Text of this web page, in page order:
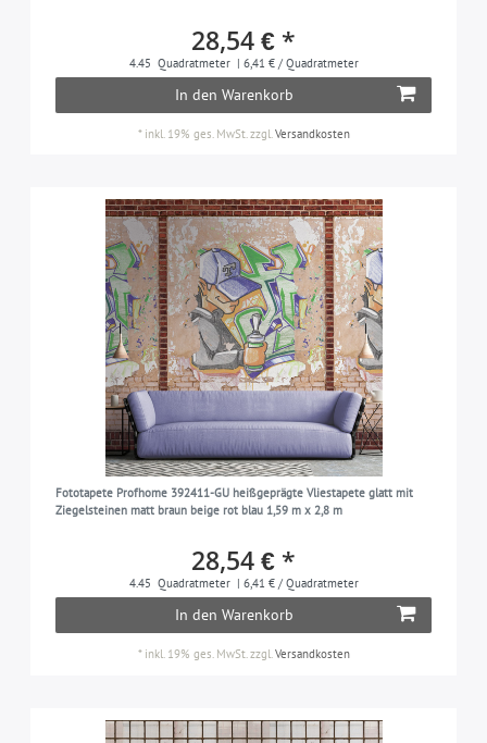
28,54 € *
4.45 Quadratmeter | 6,41 € / Quadratmeter
In den Warenkorb
* inkl. 19% ges. MwSt.zzgl.Versandkosten
Fototapete Profhome 392411-GU heißgeprägte Vliestapete glatt mit
Ziegelsteinen matt braun beige rot blau 1,59 m x 2,8 m
28,54 € *
4.45 Quadratmeter | 6,41 € / Quadratmeter
In den Warenkorb
* inkl. 19% ges. MwSt.zzgl.Versandkosten